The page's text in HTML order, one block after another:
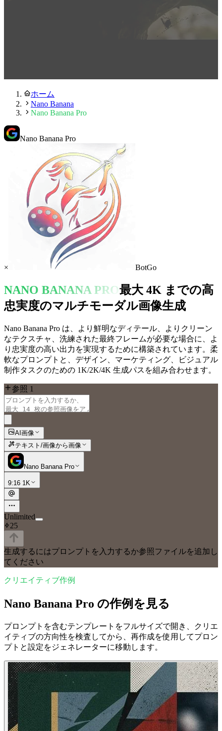
ホーム
Nano Banana
Nano Banana Pro
Nano Banana Pro
× BotGo
NANO BANANA PRO最大 4K までの高
忠実度のマルチモーダル画像生成
Nano Banana Pro は、より鮮明なディテール、よりクリーン
なテクスチャ、洗練された最終フレームが必要な場合に、よ
り忠実度の高い出力を実現するために構築されています。柔
軟なプロンプトと、デザイン、マーケティング、ビジュアル
制作タスクのための 1K/2K/4K 生成パスを組み合わせます。
参照 1
AI画像
テキスト/画像から画像
Nano Banana Pro
9:16 1K
Unlimited
25
生成するにはプロンプトを入力するか参照ファイルを追加し
てください
クリエイティブ作例
Nano Banana Pro の作例を見る
プロンプトを含むテンプレートをフルサイズで開き、クリエ
イティブの方向性を検査してから、再作成を使用してプロン
プトと設定をジェネレーターに移動します。